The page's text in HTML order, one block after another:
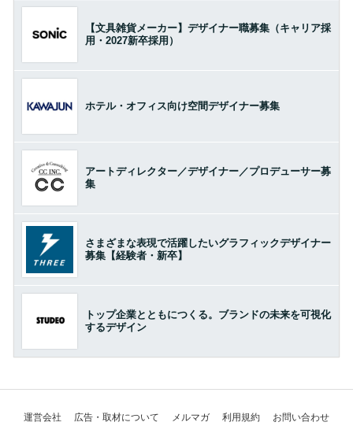
【文具雑貨メーカー】デザイナー職募集（キャリア採
用・2027新卒採用）
ホテル・オフィス向け空間デザイナー募集
アートディレクター／デザイナー／プロデューサー募
集
さまざまな表現で活躍したいグラフィックデザイナー
募集【経験者・新卒】
トップ企業とともにつくる。ブランドの未来を可視化
するデザイン
運営会社 広告・取材について メルマガ 利用規約 お問い合わせ